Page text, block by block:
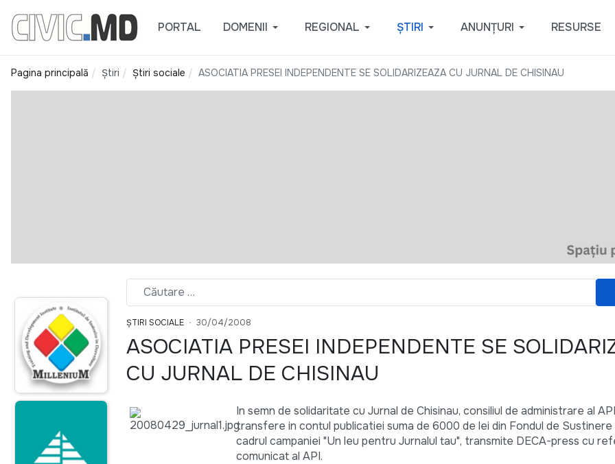
PORTAL DOMENII REGIONAL ȘTIRI ANUNȚURI RESURSE
Pagina principală Știri Știri sociale ASOCIATIA PRESEI INDEPENDENTE SE SOLIDARIZEAZA CU JURNAL DE CHISINAU
ȘTIRI SOCIALE 30/04/2008
ASOCIATIA PRESEI INDEPENDENTE SE
CU JURNAL DE CHISINAU
In semn de solidaritate cu Jurnal de Chisinau, consiliul de administrare al
transfere in contul publicatiei suma de 6000 de lei din Fondul de Sustinere
cadrul campaniei "Un leu pentru Jurnalul tau", transmite DECA-press cu
comunicat al API.